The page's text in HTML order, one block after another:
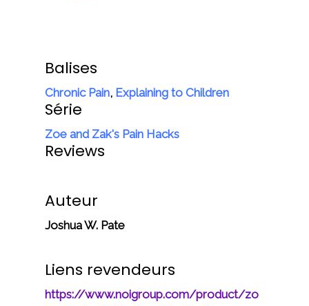
Balises
Chronic Pain, Explaining to Children
Série
Zoe and Zak's Pain Hacks
Reviews
Auteur
Joshua W. Pate
Liens revendeurs
https://www.noigroup.com/product/zo